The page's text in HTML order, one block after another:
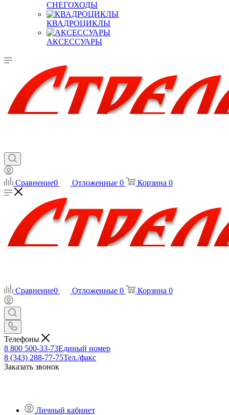
СНЕГОХОДЫ
КВАДРОЦИКЛЫ
АКСЕССУАРЫ
Сравнение0 Отложенные 0 Корзина 0
Сравнение0 Отложенные 0 Корзина 0
Телефоны
8 800 500-33-73Единый номер
8 (343) 288-77-75Тел./факс
Заказать звонок
Личный кабинет